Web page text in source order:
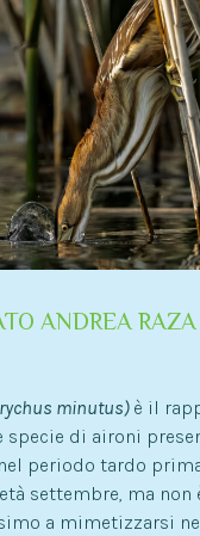
ANDREA
minutus) è il
specie di aironi
periodo tardo
settembre, ma non
a mimetizzarsi